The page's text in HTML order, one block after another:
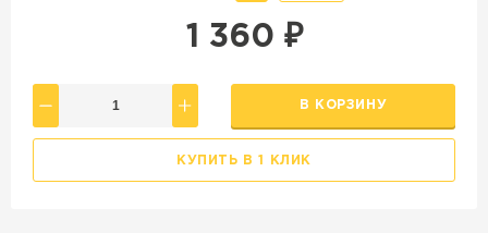
1 360 ₽
В КОРЗИНУ
КУПИТЬ В 1 КЛИК